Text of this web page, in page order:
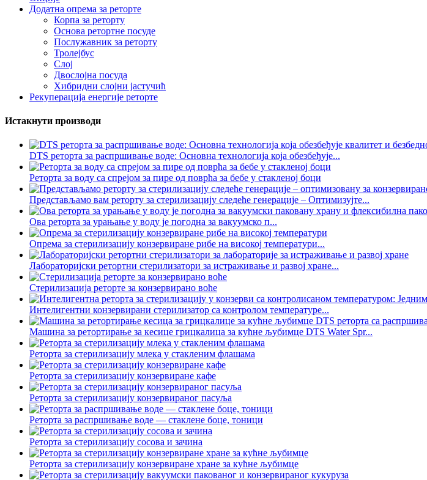
Додатна опрема за реторте
Корпа за реторту
Основа ретортне посуде
Послужавник за реторту
Тролејбус
Слој
Двослојна посуда
Хибридни слојни јастучић
Рекуперација енергије реторте
Истакнути производи
DTS реторта за распршивање воде: Основна технологија која обезбеђује...
Реторта за воду са спрејом за пире од поврћа за бебе у стакленој боци
Представљамо вам реторту за стерилизацију следеће генерације – Оптимизујте...
Ова реторта за урањање у воду је погодна за вакуумско п...
Опрема за стерилизацију конзервиране рибе на високој температури...
Лабораторијски ретортни стерилизатори за истраживање и развој хране...
Стерилизација реторте за конзервирано воће
Интелигентни конзервирани стерилизатор са контролом температуре...
Машина за ретортирање за кесице грицкалица за кућне љубимце DTS Water Spr...
Реторта за стерилизацију млека у стакленим флашама
Реторта за стерилизацију конзервиране кафе
Реторта за стерилизацију конзервираног пасуља
Реторта за распршивање воде — стаклене боце, тоници
Реторта за стерилизацију сосова и зачина
Реторта за стерилизацију конзервиране хране за кућне љубимце